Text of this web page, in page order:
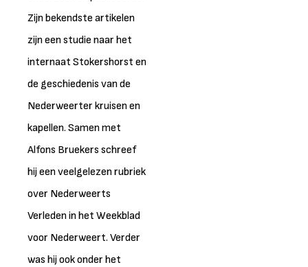
Zijn bekendste artikelen
zijn een studie naar het
internaat Stokershorst en
de geschiedenis van de
Nederweerter kruisen en
kapellen. Samen met
Alfons Bruekers schreef
hij een veelgelezen rubriek
over Nederweerts
Verleden in het Weekblad
voor Nederweert. Verder
was hij ook onder het